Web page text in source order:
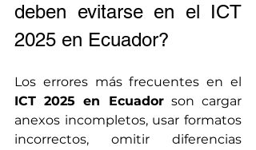
deben evitarse en el ICT
2025 en Ecuador?
ICT 2025 en Ecuador son cargar
anexos incompletos, usar formatos
incorrectos, omitir diferencias